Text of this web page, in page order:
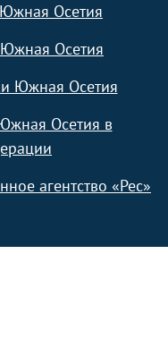
Осетия
Осетия
Южная Осетия
Осетия в
агентство «Рес»